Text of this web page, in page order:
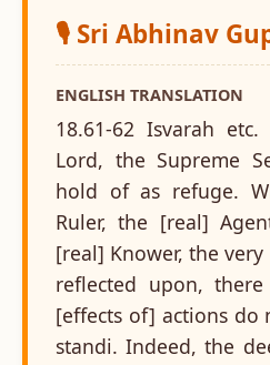
🎙️ Sri Abhinav
ENGLISH TRANSLATION
18.61-62 Isvarah
Lord, the Supreme
hold of as refuge.
Ruler, the [real]
[real] Knower, the
reflected upon,
[effects of] actions do
standi. Indeed, the